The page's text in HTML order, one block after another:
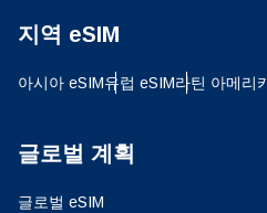
지역 eSIM
아시아 eSIM유럽 ​​eSIM라틴 아메리
글로벌 계획
글로벌 eSIM